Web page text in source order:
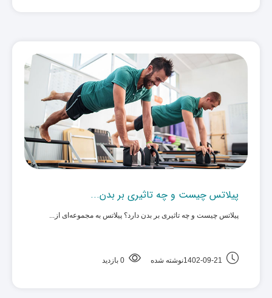
پیلاتس چیست و چه تاثیری بر بدن...
پیلاتس چیست و چه تاثیری بر بدن دارد؟ پیلاتس به مجموعه‌ای از... ‌
1402-09-21نوشته شده 0 بازدید